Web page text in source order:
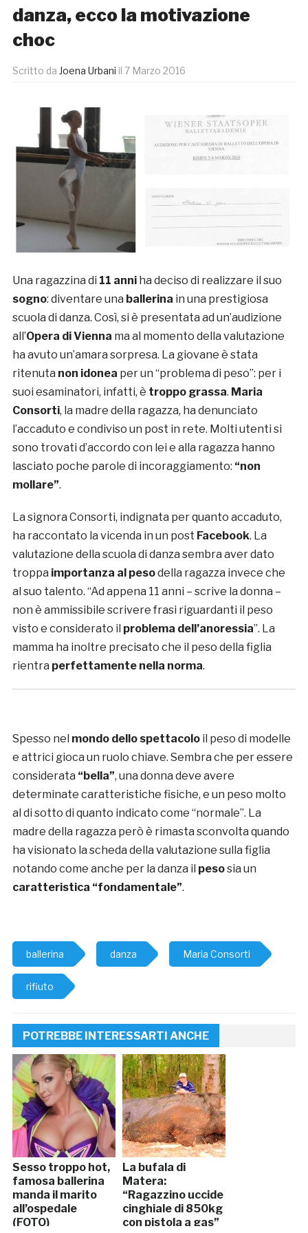
danza, ecco la motivazione
choc
Scritto da Joena Urbani il 7 Marzo 2016
Una ragazzina di 11 anniha deciso di realizzare il suo
sogno: diventare una ballerina in una prestigiosa
scuola di danza. Così, si è presentata ad un’audizione
all’Opera di Vienna ma al momento della valutazione
ha avuto un’amara sorpresa. La giovane è stata
ritenuta non idonea per un “problema di peso”: per i
suoi esaminatori, infatti, è troppo grassa. Maria
Consorti, la madre della ragazza, ha denunciato
l’accaduto e condiviso un post in rete. Molti utenti si
sono trovati d’accordo con lei e alla ragazza hanno
lasciato poche parole di incoraggiamento: “non
mollare”.
La signora Consorti, indignata per quanto accaduto,
ha raccontato la vicenda in un post Facebook. La
valutazione della scuola di danza sembra aver dato
troppa importanza al pesodella ragazza invece che
al suo talento. “Ad appena 11 anni – scrive la donna –
non è ammissibile scrivere frasi riguardanti il peso
visto e considerato il problema dell’anoressia”. La
mamma ha inoltre precisato che il peso della figlia
rientra perfettamente nella norma.
Spesso nel mondo dello spettacoloil peso di modelle
e attrici gioca un ruolo chiave. Sembra che per essere
considerata “bella”, una donna deve avere
determinate caratteristiche fisiche, e un peso molto
al di sotto di quanto indicato come “normale”. La
madre della ragazza però è rimasta sconvolta quando
ha visionato la scheda della valutazione sulla figlia
notando come anche per la danza il pesosia un
caratteristica “fondamentale”.
ballerina danza Maria Consorti
rifiuto
POTREBBE INTERESSARTI ANCHE
Sesso troppo hot,
famosa ballerina
manda il marito
all’ospedale
(FOTO)
La bufala di
Matera:
“Ragazzino uccide
cinghiale di 850kg
con pistola a gas”